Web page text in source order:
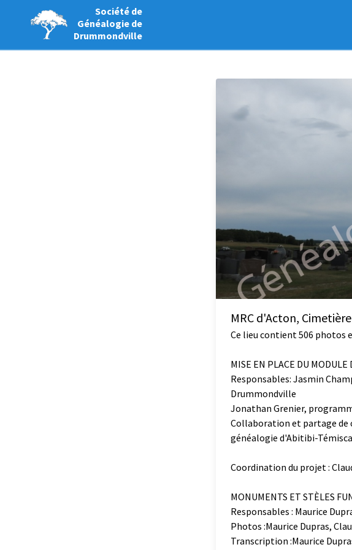
Société de
Généalogie de
Drummondville
MRC d'Acton,
Ce lieu contient 506 photos
MISE EN PLACE DU
Responsables: Jasmin
Drummondville
Jonathan Grenier,
Collaboration et partage de
généalogie d'Abitibi-
Coordination du projet :
MONUMENTS ET STÈLES
Responsables : Maurice
Photos :Maurice Dupras,
Transcription :Maurice